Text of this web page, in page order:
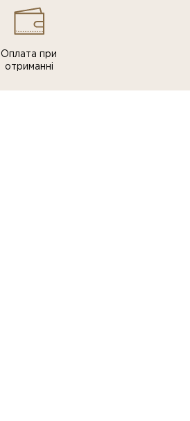
Оплата при
отриманні